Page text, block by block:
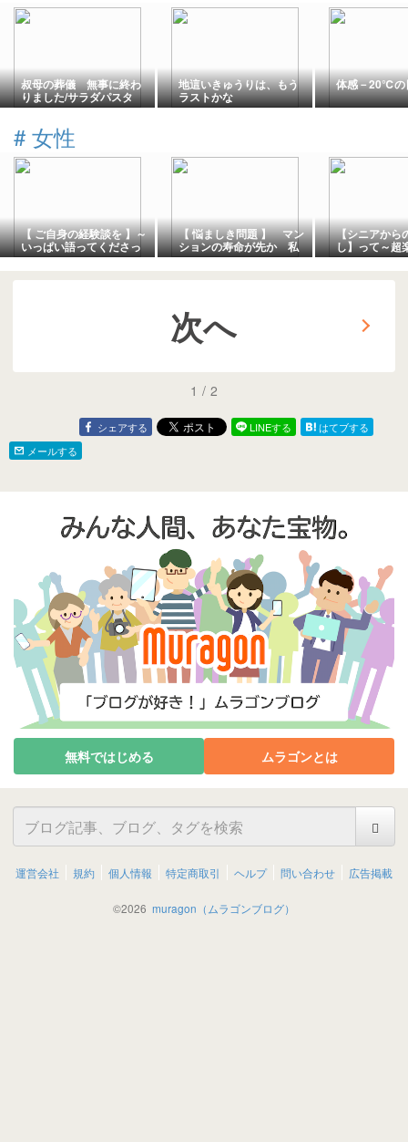
叔母の葬儀 無事に終わ
りました/サラダパスタ
地這いきゅうりは、もう
ラストかな
体感－20℃の
# 女性
【 ご自身の経験談を 】～
いっぱい語ってくださっ
た皆様😃ありがとう
【 悩ましき問題 】 マン
ションの寿命が先か 私
が先か
【シニアから
し】って～超
ん…と思って
このブログ。
次へ
1 / 2
シェアする LINEする
はてブする
メールする
無料ではじめる ムラゴンとは
運営会社 規約 個人情報 特定商取引 ヘルプ 問い合わせ 広告掲載
©2026 muragon（ムラゴンブログ）